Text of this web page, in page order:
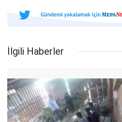
İlgili Haberler